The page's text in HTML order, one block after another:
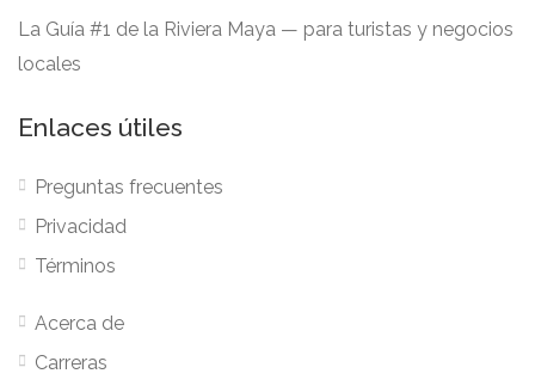
La Guía #1 de la Riviera Maya — para turistas y negocios
locales
Enlaces útiles
Preguntas frecuentes
Privacidad
Términos
Acerca de
Carreras